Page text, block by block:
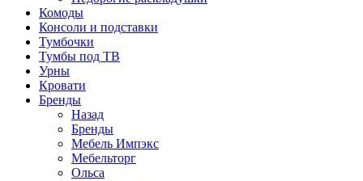
Комоды
Консоли и подставки
Тумбочки
Тумбы под ТВ
Урны
Кровати
Бренды
Назад
Бренды
Мебель Импэкс
Мебельторг
Ольса